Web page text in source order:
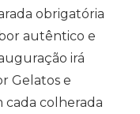
obrigatória
autêntico e
irá
Gelatos e
colherada